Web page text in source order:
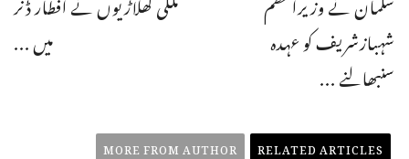
میں ...
شہبازشریف کو عہدہ
سنبھالنے ...
RELATED ARTICLES
MORE FROM AUTHOR